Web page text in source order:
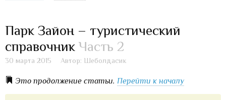
Парк Зайон – туристический
справочник Часть 2
30 марта 2015 Автор: Шеболдасик
Это продолжение статьи. Перейти к началу